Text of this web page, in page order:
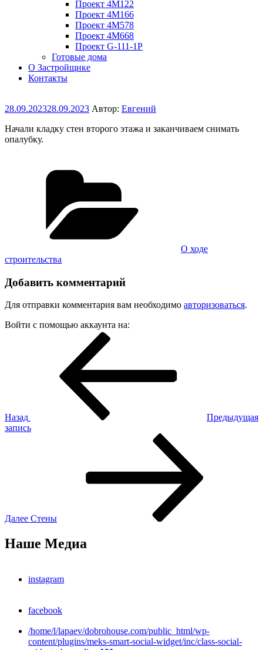
Проект 4M122
Проект 4M166
Проект 4M578
Проект 4M668
Проект G-111-1P
Готовые дома
О Застройщике
Контакты
Опубликовано
28.09.202328.09.2023 Автор: Евгений
Начали кладку стен второго этажа и заканчиваем снимать
опалубку.
О ходе
строительства
Добавить комментарий
Для отправки комментария вам необходимо авторизоваться.
Войти с помощью аккаунта на:
Назад
Предыдущая
запись
Далее Стены
Наше Медиа
instagram
facebook
/home/l/lapaev/dobrohouse.com/public_html/wp-
content/plugins/meks-smart-social-widget/inc/class-social-